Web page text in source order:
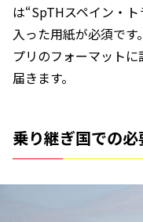
は“SpTHスペイン・
入った用紙が必須で
プリのフォーマット
届きます。
乗り継ぎ国での